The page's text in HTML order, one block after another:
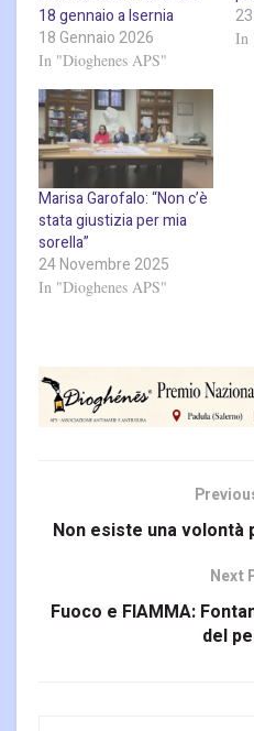
18 gennaio a Isernia
18 Gennaio 2026
In "Dioghenes APS"
In
Marisa Garofalo: “Non c’è
stata giustizia per mia
sorella”
24 Novembre 2025
In "Dioghenes APS"
Non esiste una
Next
Fuoco e FIAMMA:
del